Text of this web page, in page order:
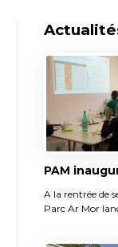
PAM
A la rentrée de
Parc Ar Mor